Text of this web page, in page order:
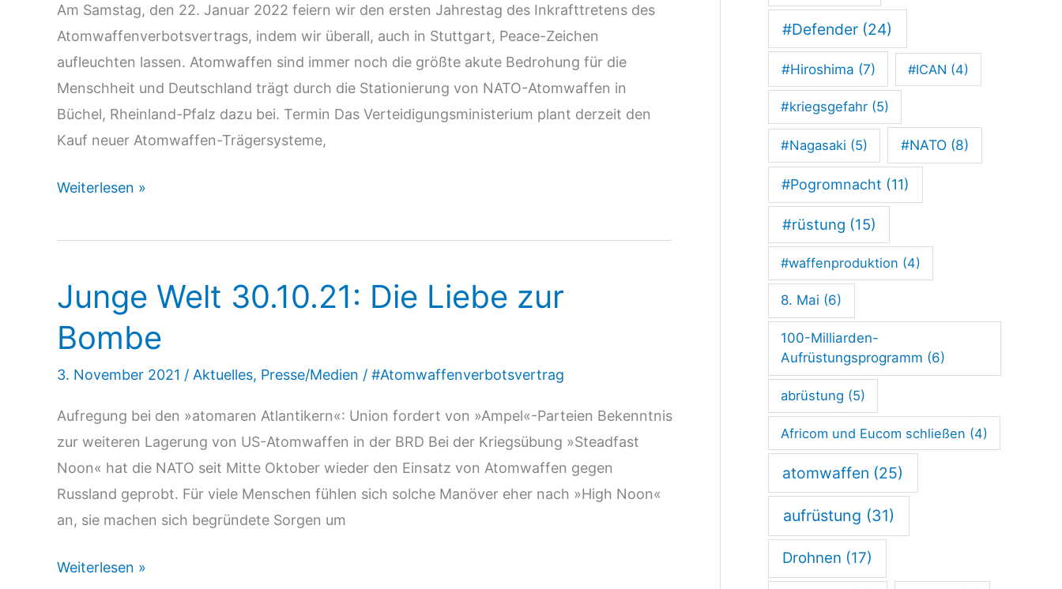
Am Samstag, den 22. Januar 2022 feiern wir den ersten Jahrestag des Inkrafttretens des
Atomwaffenverbotsvertrags, indem wir überall, auch in Stuttgart, Peace-Zeichen
aufleuchten lassen. Atomwaffen sind immer noch die größte akute Bedrohung für die
Menschheit und Deutschland trägt durch die Stationierung von NATO-Atomwaffen in
Büchel, Rheinland-Pfalz dazu bei. Termin Das Verteidigungsministerium plant derzeit den
Kauf neuer Atomwaffen-Trägersysteme,
Licht
Dunkeln:
Jahr
Atomwaffenverbot
Weiterlesen »
Junge Welt 30.10.21: Die Liebe zur
Bombe
3. November 2021 / Aktuelles, Presse/Medien / #Atomwaffenverbotsvertrag
Aufregung bei den »atomaren Atlantikern«: Union fordert von »Ampel«-Parteien Bekenntnis
zur weiteren Lagerung von US-Atomwaffen in der BRD Bei der Kriegsübung »Steadfast
Noon« hat die NATO seit Mitte Oktober wieder den Einsatz von Atomwaffen gegen
Russland geprobt. Für viele Menschen fühlen sich solche Manöver eher nach »High Noon«
an, sie machen sich begründete Sorgen um
Junge
Weiterlesen »
i
n
u
d
u
n
e
u
n
g
i
n
#Defender (24)
#Hiroshima (7) #ICAN (4)
#kriegsgefahr (5)
#Nagasaki (5) #NATO(8)
#Pogromnacht (11)
#rüstung (15)
#waffenproduktion (4)
8. Mai (6)
100-Milliarden-
Aufrüstungsprogramm (6)
abrüstung (5)
Africom und Eucom schließen (4)
atomwaffen (25)
aufrüstung (31)
Drohnen (17)